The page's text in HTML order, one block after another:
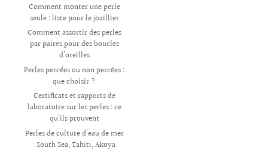
Comment monter une perle
seule : liste pour le joaillier
Comment assortir des perles
par paires pour des boucles
d’oreilles
Perles percées ou non percées :
que choisir ?
Certificats et rapports de
laboratoire sur les perles : ce
qu’ils prouvent
Perles de culture d’eau de mer
: South Sea, Tahiti, Akoya